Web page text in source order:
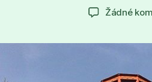
Žádné